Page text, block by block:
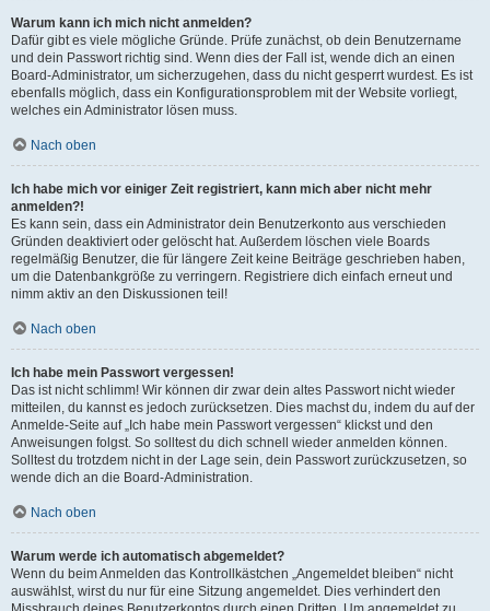
Warum kann ich mich nicht anmelden?
Dafür gibt es viele mögliche Gründe. Prüfe zunächst, ob dein Benutzername
und dein Passwort richtig sind. Wenn dies der Fall ist, wende dich an einen
Board-Administrator, um sicherzugehen, dass du nicht gesperrt wurdest. Es ist
ebenfalls möglich, dass ein Konfigurationsproblem mit der Website vorliegt,
welches ein Administrator lösen muss.
Nach oben
Ich habe mich vor einiger Zeit registriert, kann mich aber nicht mehr
anmelden?!
Es kann sein, dass ein Administrator dein Benutzerkonto aus verschieden
Gründen deaktiviert oder gelöscht hat. Außerdem löschen viele Boards
regelmäßig Benutzer, die für längere Zeit keine Beiträge geschrieben haben,
um die Datenbankgröße zu verringern. Registriere dich einfach erneut und
nimm aktiv an den Diskussionen teil!
Nach oben
Ich habe mein Passwort vergessen!
Das ist nicht schlimm! Wir können dir zwar dein altes Passwort nicht wieder
mitteilen, du kannst es jedoch zurücksetzen. Dies machst du, indem du auf der
Anmelde-Seite auf „Ich habe mein Passwort vergessen“ klickst und den
Anweisungen folgst. So solltest du dich schnell wieder anmelden können.
Solltest du trotzdem nicht in der Lage sein, dein Passwort zurückzusetzen, so
wende dich an die Board-Administration.
Nach oben
Warum werde ich automatisch abgemeldet?
Wenn du beim Anmelden das Kontrollkästchen „Angemeldet bleiben“ nicht
auswählst, wirst du nur für eine Sitzung angemeldet. Dies verhindert den